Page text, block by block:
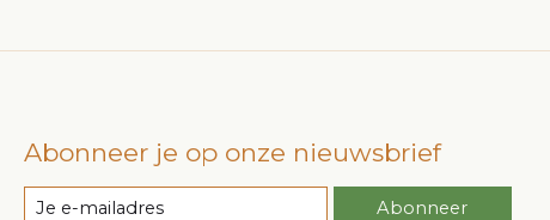
Abonneer je op onze nieuwsbrief
Abonneer